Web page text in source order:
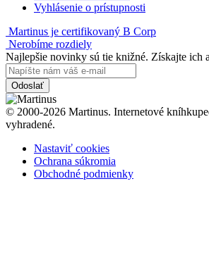
Vyhlásenie o prístupnosti
Martinus je certifikovaný B Corp
Nerobíme rozdiely
Najlepšie novinky sú tie knižné. Získajte ich
Odoslať
© 2000-2026 Martinus. Internetové
vyhradené.
Nastaviť cookies
Ochrana súkromia
Obchodné podmienky